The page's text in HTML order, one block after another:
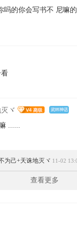
吗的你会写书不 尼嘛
ヾ
......
为己+天诛地灭ヾ 11-02
查看更多